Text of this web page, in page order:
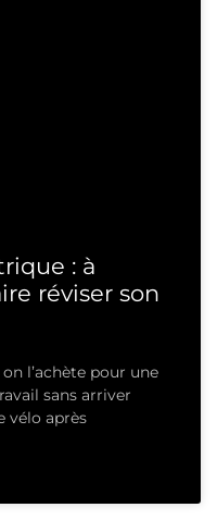
: à
réviser son
l’achète pour une
sans arriver
vélo après